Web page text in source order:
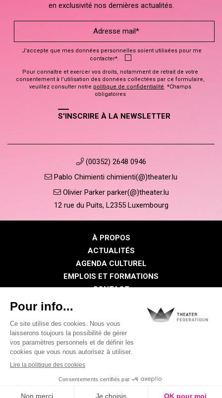
en exclusivité nos dernières actualités.
J'accepte que mes données personnelles soient utilisées pour me
contacter*.
Pour connaître et exercer vos droits, notamment de retrait de votre
consentement à l’utilisation des données collectées par ce formulaire,
veuillez consulter notre politique de confidentialité. *Champs
obligatoires
S'INSCRIRE À LA NEWSLETTER
(00352) 2648 0946
Pablo Chimienti chimienti(@)theater.lu
Olivier Parker parker(@)theater.lu
12 rue du Puits, L2355 Luxembourg
À PROPOS
ACTUALITÉS
AGENDA CULTUREL
EMPLOIS ET FORMATIONS
CONTACT
Politique de confidentialité
Politique des cookies